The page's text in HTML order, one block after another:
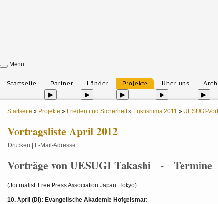
Menü
Startseite Partner
▶
Länder
▶
Projekte
▶
Über uns
▶ ▶
Startseite » Projekte » Frieden und Sicherheit» Fukushima 2011 » UESUGI-
Vortragsliste April 2012
Drucken E-Mail-Adresse
Vorträge von UESUGI Takashi - Termine
(Journalist, Free Press Association Japan, Tokyo)
10. April (Di): Evangelische Akademie Hofgeismar: